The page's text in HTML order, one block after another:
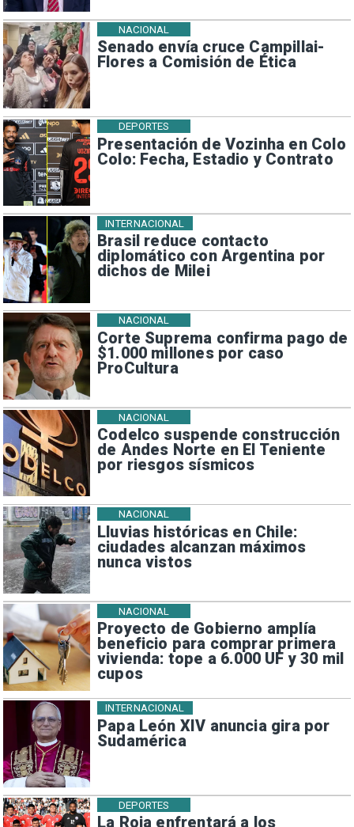
Senado envía cruce Campillai-
Flores a Comisión de Ética
NACIONAL
Presentación de Vozinha en Colo
Colo: Fecha, Estadio y Contrato
DEPORTES
Brasil reduce contacto
diplomático con Argentina por
dichos de Milei
INTERNACIONAL
Corte Suprema confirma pago de
$1.000 millones por caso
ProCultura
NACIONAL
Codelco suspende construcción
de Andes Norte en El Teniente
por riesgos sísmicos
NACIONAL
Lluvias históricas en Chile:
ciudades alcanzan máximos
nunca vistos
NACIONAL
Proyecto de Gobierno amplía
beneficio para comprar primera
vivienda: tope a 6.000 UF y 30 mil
cupos
NACIONAL
Papa León XIV anuncia gira por
Sudamérica
INTERNACIONAL
La Roja enfrentará a los
DEPORTES